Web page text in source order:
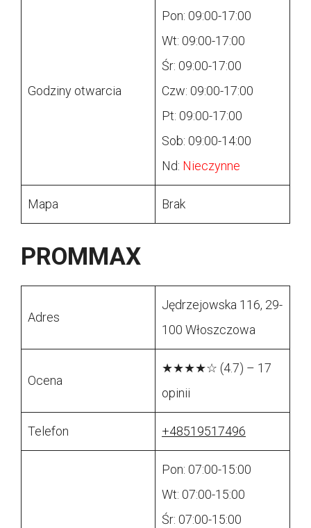
Godziny otwarcia
Pon: 09:00-17:00
Wt: 09:00-17:00
Śr: 09:00-17:00
Czw: 09:00-17:00
Pt: 09:00-17:00
Sob: 09:00-14:00
Nd: Nieczynne
Mapa Brak
PROMMAX
Adres
Jędrzejowska 116, 29-
100 Włoszczowa
Ocena
★★★★☆ (4.7) – 17
opinii
Telefon +48519517496
Pon: 07:00-15:00
Wt: 07:00-15:00
Śr: 07:00-15:00